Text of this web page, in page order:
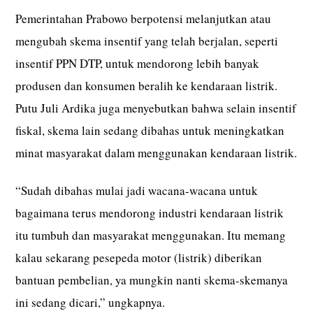
Pemerintahan Prabowo berpotensi melanjutkan atau
mengubah skema insentif yang telah berjalan, seperti
insentif PPN DTP, untuk mendorong lebih banyak
produsen dan konsumen beralih ke kendaraan listrik.
Putu Juli Ardika juga menyebutkan bahwa selain insentif
fiskal, skema lain sedang dibahas untuk meningkatkan
minat masyarakat dalam menggunakan kendaraan listrik.
“Sudah dibahas mulai jadi wacana-wacana untuk
bagaimana terus mendorong industri kendaraan listrik
itu tumbuh dan masyarakat menggunakan. Itu memang
kalau sekarang pesepeda motor (listrik) diberikan
bantuan pembelian, ya mungkin nanti skema-skemanya
ini sedang dicari,” ungkapnya.